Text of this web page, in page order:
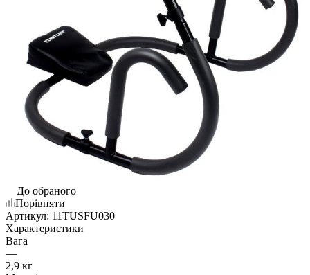
До обраного
Порівняти
Артикул: 11TUSFU030
Характеристики
Вага
—
2,9 кг